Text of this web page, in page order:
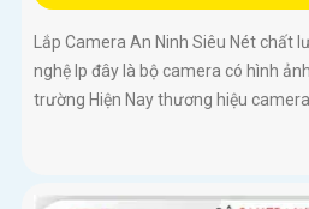
Lắp Camera An Ninh Siêu Nét chất
nghệ Ip đây là bộ camera có hình
trường Hiện Nay thương hiệu camera